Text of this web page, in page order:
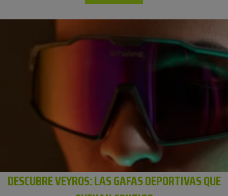
DESCUBRE VEYROS: LAS GAFAS DEPORTIVAS QUE